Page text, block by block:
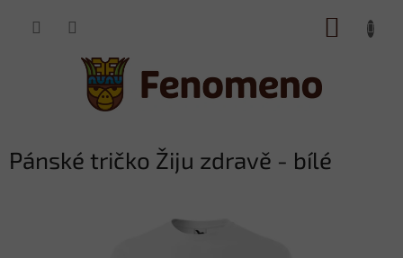
Pánské tričko Žiju zdravě - bílé